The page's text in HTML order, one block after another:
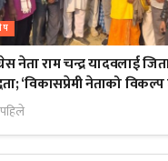
नेता राम चन्द्र यादवलाई
‘विकासप्रेमी नेताको